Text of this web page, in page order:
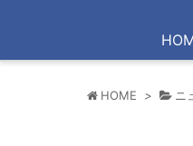
HOME > ニ